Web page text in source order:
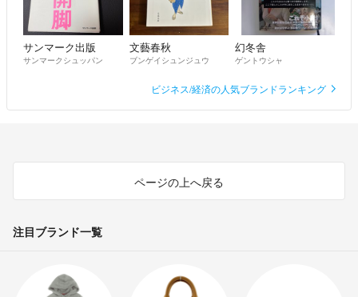
サンマーク出版
サンマークシュッパン
文藝春秋
ブンゲイシュンジュウ
幻冬舎
ゲントウシャ
ビジネス/経済の人気ブランドランキング
ページの上へ戻る
注目ブランド一覧